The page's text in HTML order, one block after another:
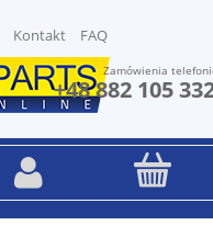
Kontakt FAQ
Zamówienia
+48 882 105